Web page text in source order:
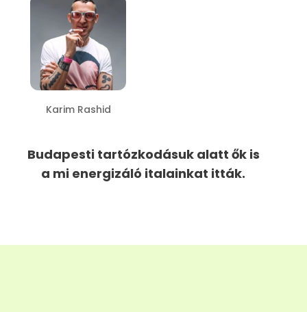
Karim Rashid
Budapesti tartózkodásuk alatt ők is
a mi energizáló italainkat itták.